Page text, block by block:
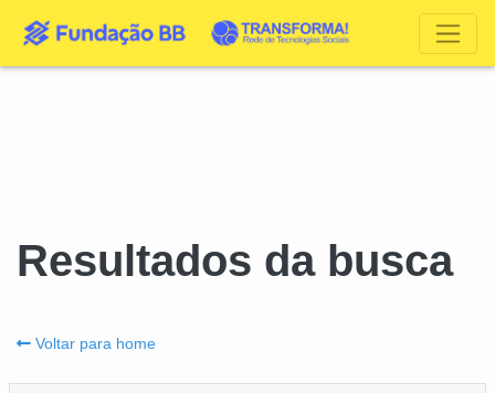
Resultados da busca
Voltar para home